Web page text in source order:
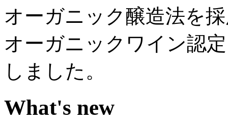
オーガニック醸造法を
オーガニックワイン認
しました。
What's new